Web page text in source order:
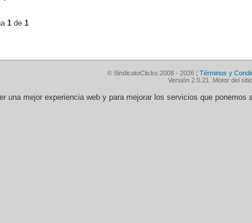
1 de 1
© SindicatoClicks 2008 - 2026 ¦ Términos y
Versión 2.0.21. Motor del
una mejor experiencia web y para mejorar los servicios que